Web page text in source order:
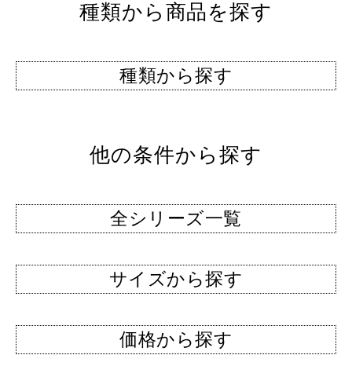
種類から商品を探す
種類から探す
他の条件から探す
全シリーズ一覧
サイズから探す
価格から探す